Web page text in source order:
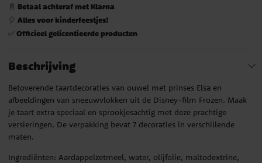
📄 Betaal achteraf met Klarna
🎈 Alles voor kinderfeestjes!
✅ Officieel gelicentieerde producten
Beschrijving
Betoverende taartdecoraties van ouwel met prinses Elsa en
afbeeldingen van sneeuwvlokken uit de Disney-film Frozen. Maak
je taart extra speciaal en sprookjesachtig met deze prachtige
versieringen. De verpakking bevat 7 decoraties in verschillende
maten.
Ingrediënten: Aardappelzetmeel, water, olijfolie, maltodextrine,